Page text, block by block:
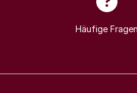
Häufige Fragen